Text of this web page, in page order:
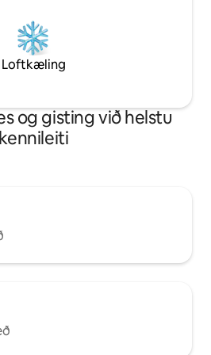
Loftkæling
og gisting við helstu
kennileiti